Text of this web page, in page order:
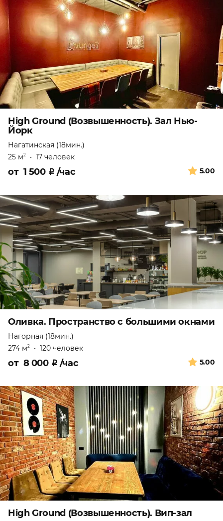
High Ground (Возвышенность). Зал Нью-
Йорк
Нагатинская (18мин.)
25 м2 • 17 человек
5.00
от 1 500 ₽ /час
Оливка. Пространство с большими окнами
Нагорная (18мин.)
274 м2 • 120 человек
5.00
от 8 000 ₽ /час
High Ground (Возвышенность). Вип-зал